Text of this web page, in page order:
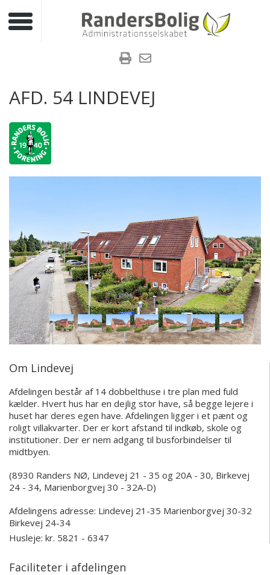
Toggle navigation
AFD. 54 LINDEVEJ
Om Lindevej
Afdelingen består af 14 dobbelthuse i tre plan med fuld
kælder. Hvert hus har en dejlig stor have, så begge lejere i
huset har deres egen have. Afdelingen ligger i et pænt og
roligt villakvarter. Der er kort afstand til indkøb, skole og
institutioner. Der er nem adgang til busforbindelser til
midtbyen.
(8930 Randers NØ, Lindevej 21 - 35 og 20A - 30, Birkevej
24 - 34, Marienborgvej 30 - 32A-D)
Afdelingens adresse: Lindevej 21-35 Marienborgvej 30-32
Birkevej 24-34
Husleje: kr. 5821 - 6347
Faciliteter i afdelingen